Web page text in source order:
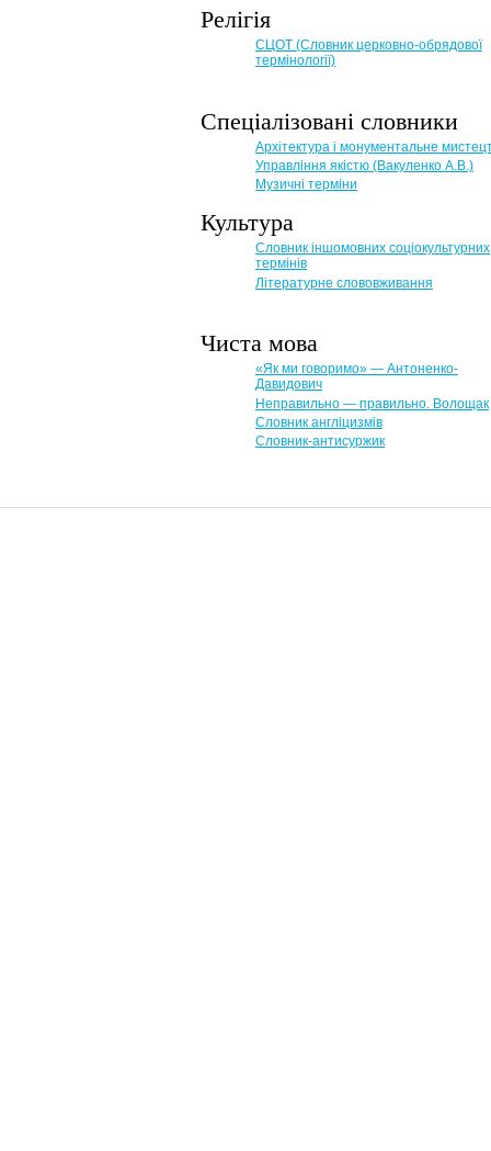
Релігія
СЦОТ (Словник церковно-обрядової
термінології)
Спеціалізовані словники
Архітектура і монументальне
Управління якістю (Вакуленко А.В.)
Музичні терміни
Культура
Словник іншомовних соціокультурних
термінів
Літературне слововживання
Чиста мова
«Як ми говоримо» — Антоненко-
Давидович
Неправильно — правильно. Волощак
Словник англіцизмів
Словник-антисуржик